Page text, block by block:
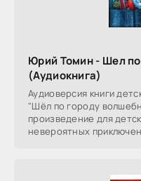
Юрий Томин - Шел
(Аудиокнига)
Аудиоверсия книги
"Шёл по городу
произведение для
невероятных